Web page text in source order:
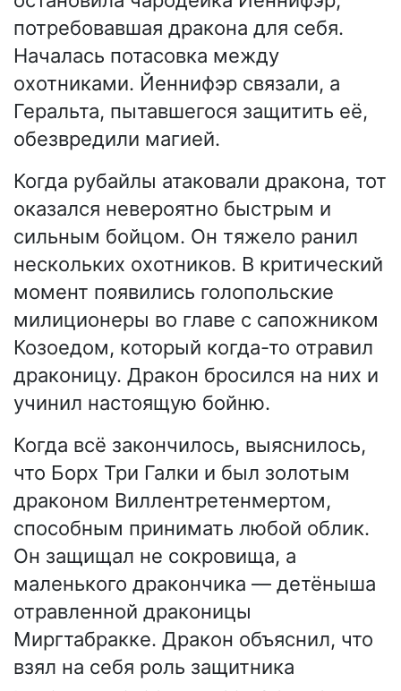
потребовавшая дракона для себя.
Началась потасовка между
охотниками. Йеннифэр связали, а
Геральта, пытавшегося защитить её,
обезвредили магией.
Когда рубайлы атаковали дракона, тот
оказался невероятно быстрым и
сильным бойцом. Он тяжело ранил
нескольких охотников. В критический
момент появились голопольские
милиционеры во главе с сапожником
Козоедом, который когда-то отравил
драконицу. Дракон бросился на них и
учинил настоящую бойню.
Когда всё закончилось, выяснилось,
что Борх Три Галки и был золотым
драконом Виллентретенмертом,
способным принимать любой облик.
Он защищал не сокровища, а
маленького дракончика — детёныша
отравленной драконицы
Миргтабракке. Дракон объяснил, что
взял на себя роль защитника